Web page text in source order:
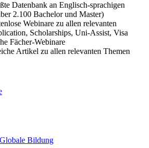
Datenbank an Englisch-sprachigen
2.100 Bachelor und Master)
Webinare zu allen relevanten
Scholarships, Uni-Assist, Visa
Fächer-Webinare
Artikel zu allen relevanten Themen
Bildung